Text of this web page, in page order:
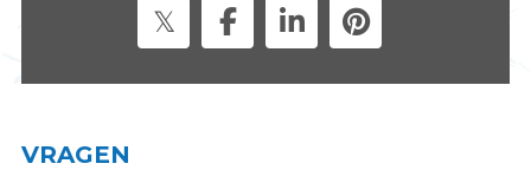
VRAGEN